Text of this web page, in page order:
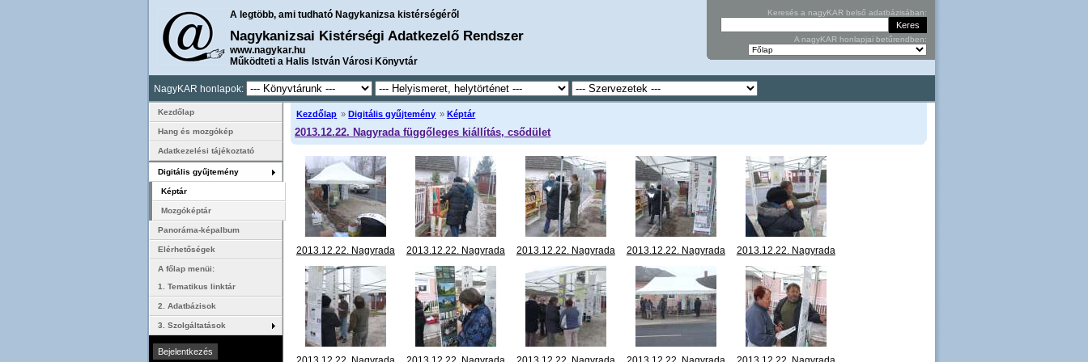
A legtöbb, ami tudható Nagykanizsa kistérségéről
Nagykanizsai Kistérségi Adatkezelő Rendszer
www.nagykar.hu
Működteti a Halis István Városi Könyvtár
Keresés a nagyKAR belső adatbázisában:
A nagyKAR honlapjai betűrendben:
NagyKAR honlapok:
Kezdőlap » Digitális gyűjtemény » Képtár
2013.12.22. Nagyrada függőleges kiállítás, csődület
2013.12.22. Nagyrada
függőleges kiállítás,
csődület 01.JPG
2013.12.22. Nagyrada
függőleges kiállítás,
csődület 02.JPG
2013.12.22. Nagyrada
függőleges kiállítás,
csődület 03.JPG
2013.12.22. Nagyrada
függőleges kiállítás,
csődület 04.JPG
2013.12.22. Nagyrada
függőleges kiállítás,
csődület 05.JPG
Kezdőlap
Hang és mozgókép
Adatkezelési tájékoztató
Digitális gyűjtemény
Képtár
Mozgóképtár
Panoráma-képalbum
Elérhetőségek
A főlap menüi:
1. Tematikus linktár
2. Adatbázisok
3. Szolgáltatások